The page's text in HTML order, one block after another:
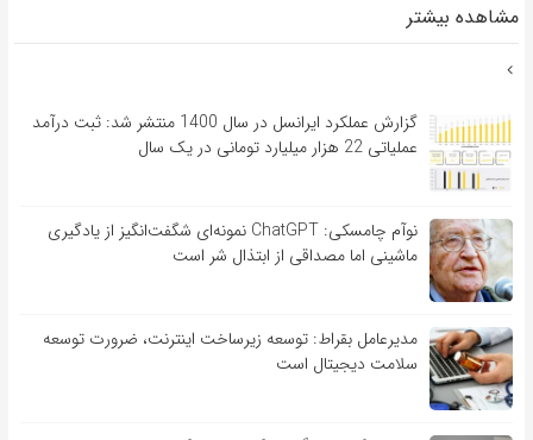
مشاهده بیشتر
گزارش عملکرد ایرانسل در سال 1400 منتشر شد: ثبت درآمد
عملیاتی 22 هزار میلیارد تومانی در یک سال
نوآم چامسکی: ChatGPT نمونه‌ای شگفت‌انگیز از یادگیری
ماشینی اما مصداقی از ابتذال شر است
مدیرعامل بقراط: توسعه زیرساخت اینترنت، ضرورت توسعه
سلامت دیجیتال است